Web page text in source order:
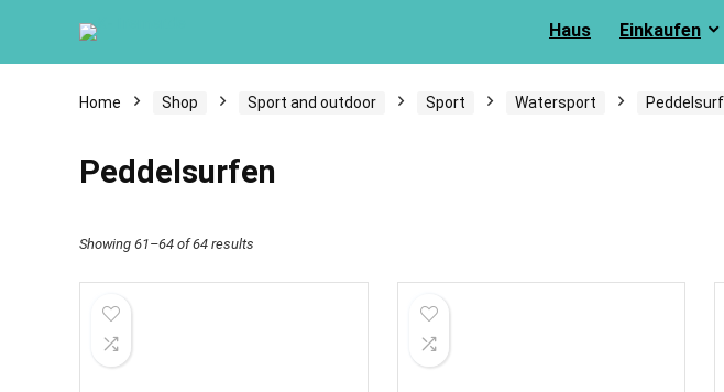
Haus Einkaufen
Home Shop Sport and outdoor Sport Watersport
Peddelsurfen
Showing 61–64 of 64 results